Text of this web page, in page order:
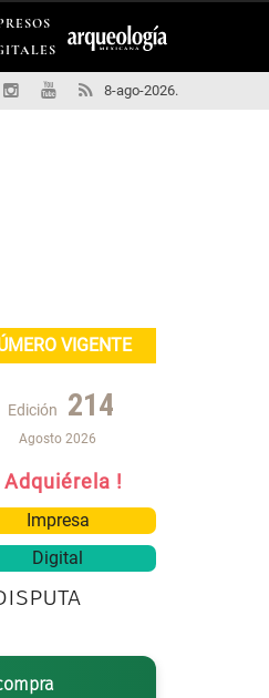
8-ago-2026.
expresidente norteamericano
VIGENTE
Edición 214
Agosto 2026
Adquiérela !
Impresa
Digital